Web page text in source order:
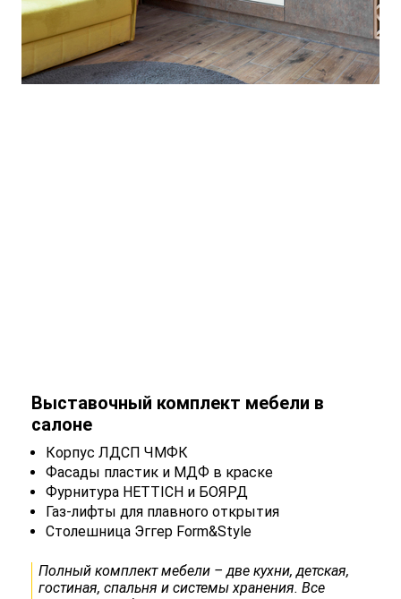
Выставочный комплект мебели в
салоне
Корпус ЛДСП ЧМФК
Фасады пластик и МДФ в краске
Фурнитура HETTICH и БОЯРД
Газ-лифты для плавного открытия
Столешница Эггер Form&Style
Полный комплект мебели – две кухни, детская,
гостиная, спальня и системы хранения. Все